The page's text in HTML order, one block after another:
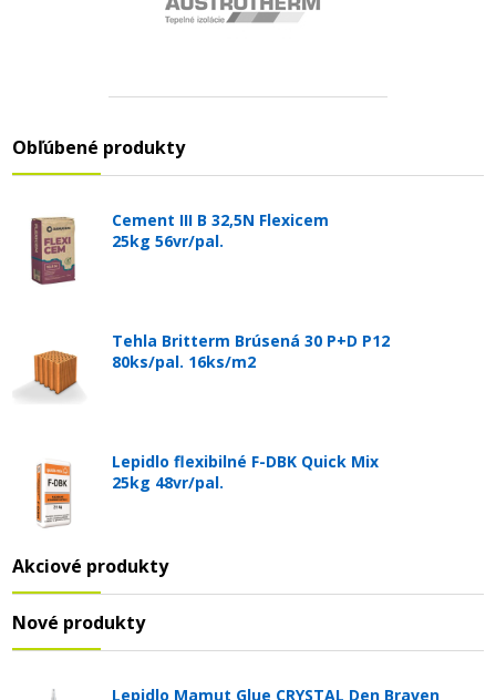
Obľúbené produkty
Cement III B 32,5N Flexicem
25kg 56vr/pal.
Tehla Britterm Brúsená 30 P+D P12
80ks/pal. 16ks/m2
Lepidlo flexibilné F-DBK Quick Mix
25kg 48vr/pal.
Akciové produkty
Nové produkty
Lepidlo Mamut Glue CRYSTAL Den Braven